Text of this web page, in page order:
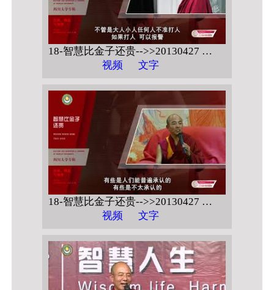
18-智慧比金子还贵-->>20130427 四川大学 【信仰、科技与法律】
视频
文字
18-智慧比金子还贵-->>20130427 四川大学 【信仰、科技与法律 问答】
视频
文字